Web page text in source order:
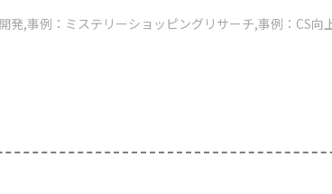
発 事例：ミステリーショッピングリサーチ 事例：CS向